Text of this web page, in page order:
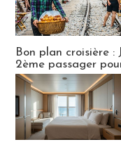
Bon plan croisière
2ème passager